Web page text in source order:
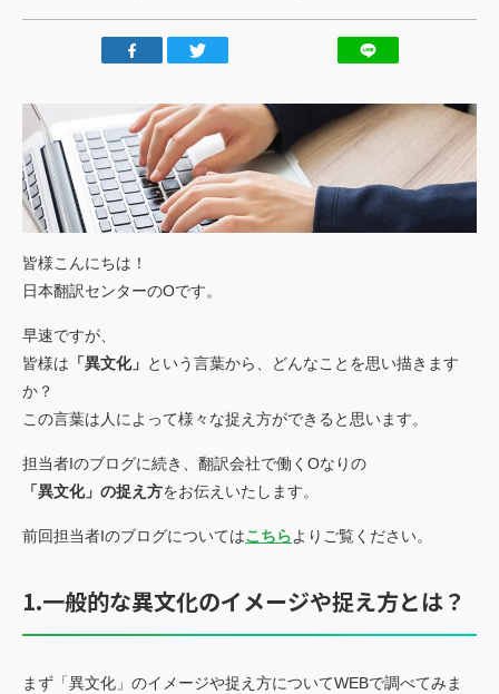
日本翻訳センターについて
私たちの強み
行動規範
会社概要
アクセスマップ
お客様の声
実績
トピックス
Language
皆様こんにちは！
日本翻訳センターのOです。
早速ですが、
皆様は 「異文化」 という言葉から、どんなことを思い描きます
か？
この言葉は人によって様々な捉え方ができると思います。
担当者Iのブログに続き、翻訳会社で働くOなりの
「異文化」の捉え方をお伝えいたします。
前回担当者Iのブログについてはこちらよりご覧ください。
1.一般的な異文化のイメージや捉え方とは？
まず「異文化」のイメージや捉え方についてWEBで調べてみま